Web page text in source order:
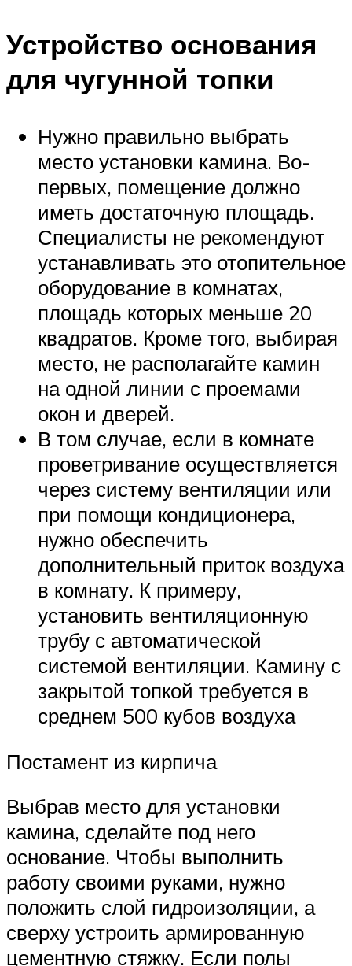
Устройство основания
для чугунной топки
Нужно правильно выбрать
место установки камина. Во-
первых, помещение должно
иметь достаточную площадь.
Специалисты не рекомендуют
устанавливать это отопительное
оборудование в комнатах,
площадь которых меньше 20
квадратов. Кроме того, выбирая
место, не располагайте камин
на одной линии с проемами
окон и дверей.
В том случае, если в комнате
проветривание осуществляется
через систему вентиляции или
при помощи кондиционера,
нужно обеспечить
дополнительный приток воздуха
в комнату. К примеру,
установить вентиляционную
трубу с автоматической
системой вентиляции. Камину с
закрытой топкой требуется в
среднем 500 кубов воздуха
Постамент из кирпича
Выбрав место для установки
камина, сделайте под него
основание. Чтобы выполнить
работу своими руками, нужно
положить слой гидроизоляции, а
сверху устроить армированную
цементную стяжку. Если полы